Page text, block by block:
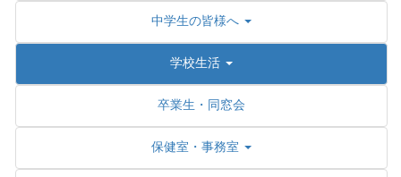
中学生の皆様へ
学校生活
卒業生・同窓会
保健室・事務室